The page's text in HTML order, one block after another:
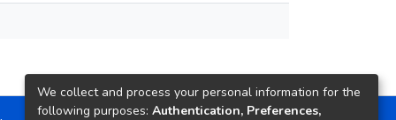
We collect and process your personal information for the
following purposes: Authentication, Preferences,